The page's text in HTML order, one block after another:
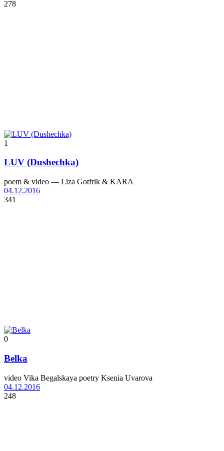
278
1
LUV (Dushechka)
poem & video — Liza Gotfrik & KARA
04.12.2016
341
0
Belka
video Vika Begalskaya poetry Ksenia Uvarova
04.12.2016
248